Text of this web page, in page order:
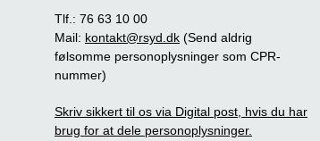
Tlf.: 76 63 10 00
Mail: kontakt@rsyd.dk (Send aldrig
følsomme personoplysninger som CPR-
nummer)
Skriv sikkert til os via Digital post, hvis du har
brug for at dele personoplysninger.